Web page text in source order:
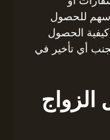
للحصول
الحصول
أي تأخير في